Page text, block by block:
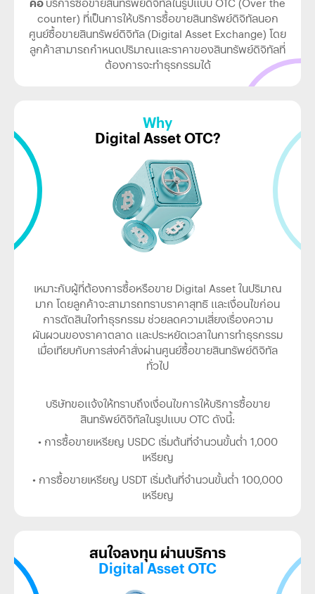
counter) ที่เป็นการให้บริการซื้อขายสินทรัพย์ดิจิทัลนอก
ศูนย์ซื้อขายสินทรัพย์ดิจิทัล (Digital Asset Exchange) โดย
ลูกค้าสามารถกำหนดปริมาณและราคาของสินทรัพย์ดิจิทัลที่
ต้องการจะทำธุรกรรมได้
Why
Digital Asset OTC?
เหมาะกับผู้ที่ต้องการซื้อหรือขาย Digital Asset ในปริมาณ
มาก โดยลูกค้าจะสามารถทราบราคาสุทธิ และเงื่อนไขก่อน
การตัดสินใจทำธุรกรรม ช่วยลดความเสี่ยงเรื่องความ
ผันผวนของราคาตลาด และประหยัดเวลาในการทำธุรกรรม
เมื่อเทียบกับการส่งคำสั่งผ่านศูนย์ซื้อขายสินทรัพย์ดิจิทัล
ทั่วไป
บริษัทขอแจ้งให้ทราบถึงเงื่อนไขการให้บริการซื้อขาย
สินทรัพย์ดิจิทัลในรูปแบบ OTC ดังนี้:
• การซื้อขายเหรียญ USDC เริ่มต้นที่จำนวนขั้นต่ำ 1,000
เหรียญ
• การซื้อขายเหรียญ USDT เริ่มต้นที่จำนวนขั้นต่ำ 100,000
เหรียญ
สนใจลงทุน ผ่านบริการ
Digital Asset OTC